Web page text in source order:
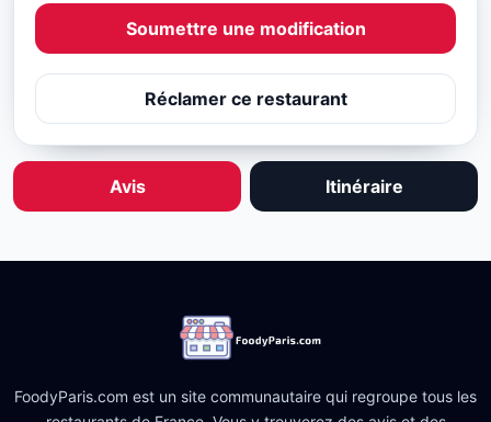
Soumettre une modification
Réclamer ce restaurant
Avis Itinéraire
FoodyParis.com est un site communautaire qui regroupe tous les